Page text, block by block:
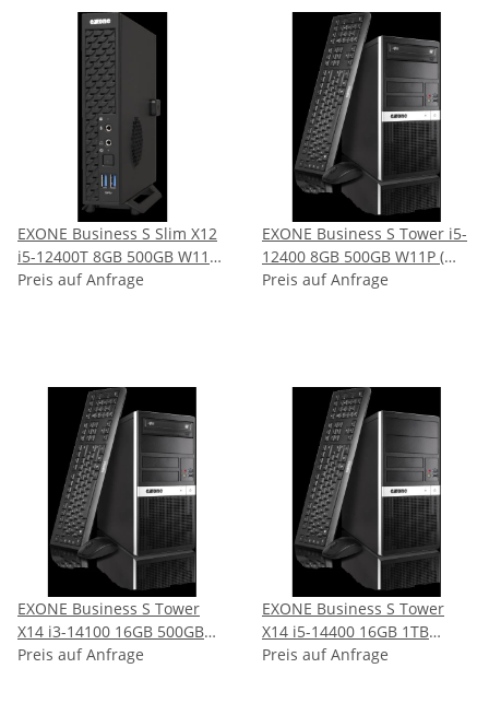
EXONE Business S Slim X12
i5-12400T 8GB 500GB W11P (
152534 )
Preis auf Anfrage
EXONE Business S Tower i5-
12400 8GB 500GB W11P (
152404 )
Preis auf Anfrage
EXONE Business S Tower
X14 i3-14100 16GB 500GB
W11P ( 156761 )
Preis auf Anfrage
EXONE Business S Tower
X14 i5-14400 16GB 1TB
W11P ( 157166 )
Preis auf Anfrage